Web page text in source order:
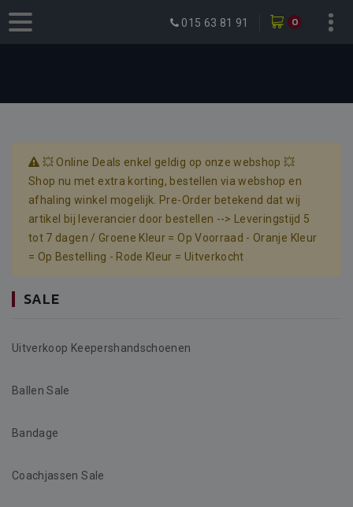
015 63 81 91 0
💥 Online Deals enkel geldig op onze webshop 💥
Shop nu met extra korting, bestellen via webshop en
afhaling winkel mogelijk. Pre-Order betekend dat wij
artikel bij leverancier door bestellen --> Leveringstijd 5
tot 7 dagen / Groene Kleur = Op Voorraad - Oranje Kleur
= Op Bestelling - Rode Kleur = Uitverkocht
SALE
Uitverkoop Keepershandschoenen
Ballen Sale
Bandage
Coachjassen Sale